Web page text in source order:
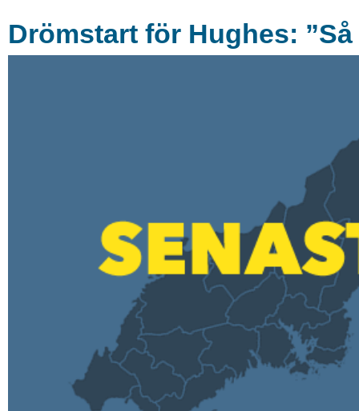
Drömstart för Hughes: